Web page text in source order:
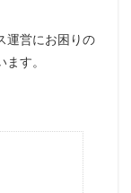
運営にお困りの
す。